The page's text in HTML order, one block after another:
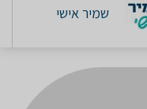
שמיר אישי